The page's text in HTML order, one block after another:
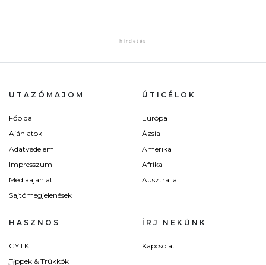
UTAZÓMAJOM
Főoldal
Ajánlatok
Adatvédelem
Impresszum
Médiaajánlat
Sajtómegjelenések
ÚTICÉLOK
Európa
Ázsia
Amerika
Afrika
Ausztrália
HASZNOS
GY.I.K.
Tippek & Trükkök
ÍRJ NEKÜNK
Kapcsolat